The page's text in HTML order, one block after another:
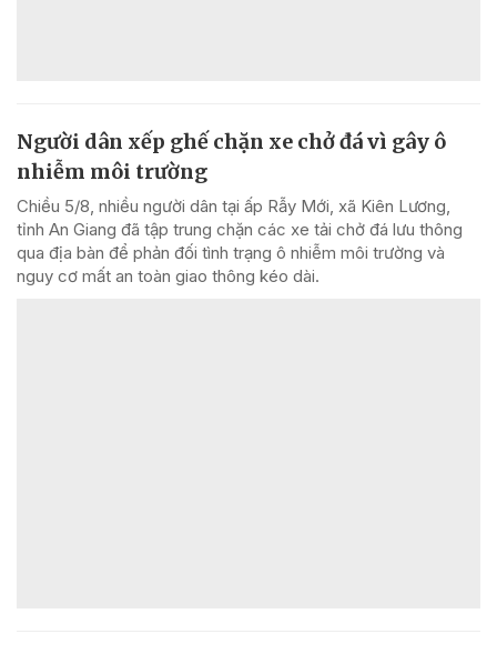
Người dân xếp ghế chặn xe chở đá vì gây ô
nhiễm môi trường
Chiều 5/8, nhiều người dân tại ấp Rẫy Mới, xã Kiên Lương,
tỉnh An Giang đã tập trung chặn các xe tải chở đá lưu thông
qua địa bàn để phản đối tình trạng ô nhiễm môi trường và
nguy cơ mất an toàn giao thông kéo dài.